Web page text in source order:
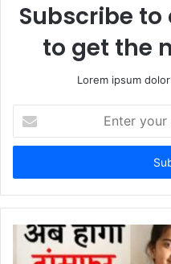
Subscribe
to get the
Lorem ipsum
t
r
y